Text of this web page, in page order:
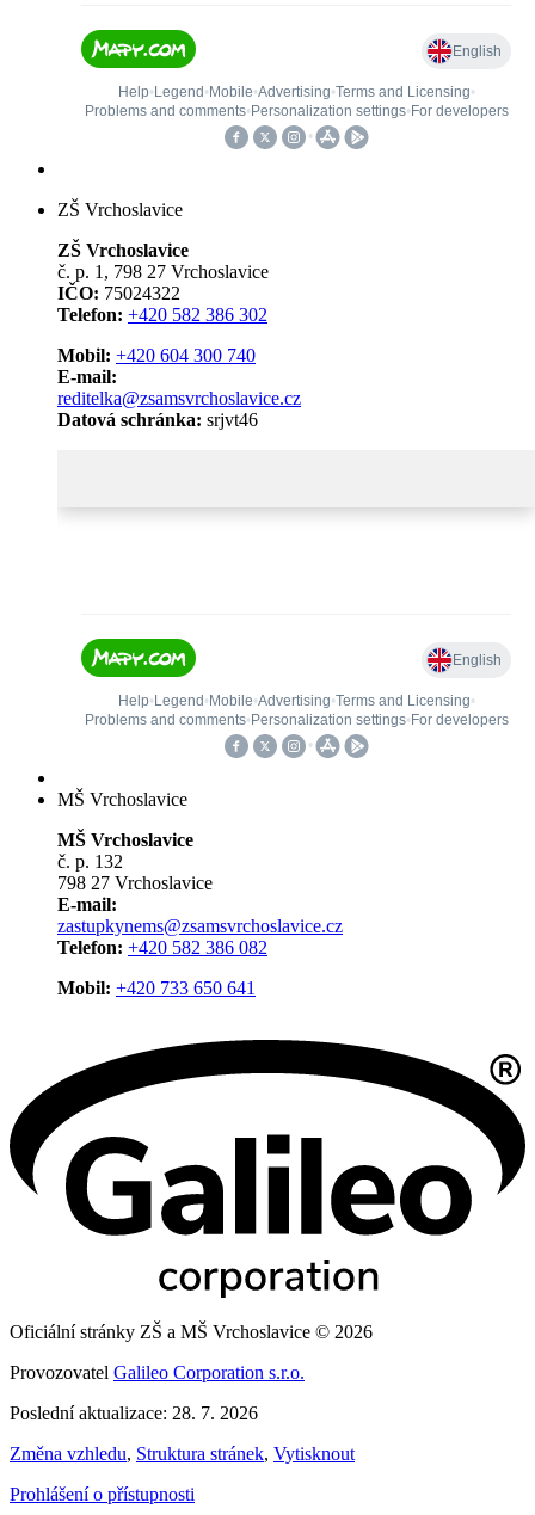
ZŠ Vrchoslavice
ZŠ Vrchoslavice
č. p. 1, 798 27 Vrchoslavice
IČO: 75024322
Telefon: +420 582 386 302
Mobil: +420 604 300 740
E-mail:
reditelka@zsamsvrchoslavice.cz
Datová schránka: srjvt46
MŠ Vrchoslavice
MŠ Vrchoslavice
č. p. 132
798 27 Vrchoslavice
E-mail:
zastupkynems@zsamsvrchoslavice.cz
Telefon: +420 582 386 082
Mobil: +420 733 650 641
Oficiální stránky ZŠ a MŠ Vrchoslavice © 2026
Provozovatel Galileo Corporation s.r.o.
Poslední aktualizace: 28. 7. 2026
Změna vzhledu, Struktura stránek, Vytisknout
Prohlášení o přístupnosti